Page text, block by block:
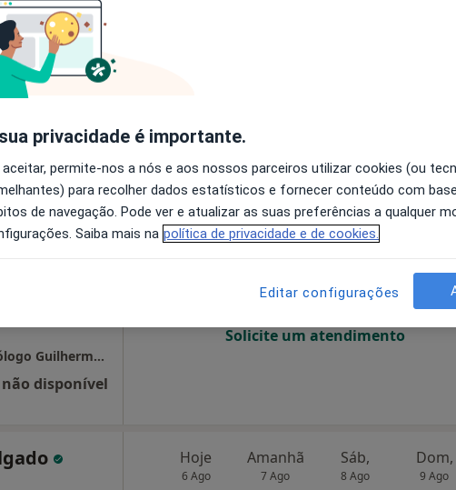
Rua de António de Azevedo 274, Vila Nova de Gaia•Mapa
desde 60 €
Serôdio
Consulta de Psicologia Online - Psicólogo Guilherme Serôdio
não disponível
Hoje
6 Ago
Amanhã
7 Ago
Sáb,
8 Ago
Dom,
9 Ago
O agendamento online não está
disponível
Solicite um atendimento
Hoje
6 Ago
Amanhã
7 Ago
Sáb,
8 Ago
Dom,
9 Ago
privacidade é importante.
permite-nos a nós e aos nossos parceiros utilizar cookies (ou
para recolher dados estatísticos e fornecer conteúdo com
de navegação. Pode ver e atualizar as suas preferências a qualquer
Saiba mais na política de privacidade e de cookies.
Editar configurações